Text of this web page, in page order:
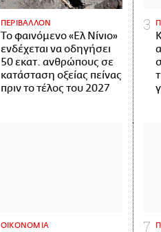
ΠΕΡΙΒΑΛΛΟΝ
Το φαινόμενο «Ελ Νίνιο»
ενδέχεται να οδηγήσει
50 εκατ. ανθρώπους σε
κατάσταση οξείας πείνας
πριν το τέλος του 2027
ΟΙΚΟΝΟΜΙΑ